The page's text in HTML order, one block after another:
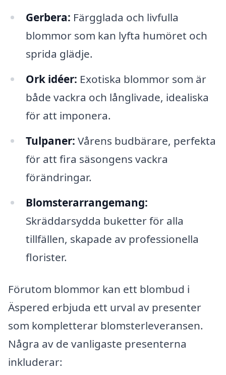
Gerbera: Färgglada och livfulla
blommor som kan lyfta humöret och
sprida glädje.
Ork idéer: Exotiska blommor som är
både vackra och långlivade, idealiska
för att imponera.
Tulpaner: Vårens budbärare, perfekta
för att fira säsongens vackra
förändringar.
Blomsterarrangemang:
Skräddarsydda buketter för alla
tillfällen, skapade av professionella
florister.
Förutom blommor kan ett blombud i
Äspered erbjuda ett urval av presenter
som kompletterar blomsterleveransen.
Några av de vanligaste presenterna
inkluderar: